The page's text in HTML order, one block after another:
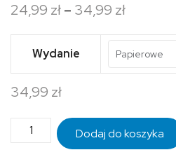
24,99 zł– 34,99 złZakres
cen:
od
24,99 zł
34,99 zł
Wydanie
34,99 zł
ilość
AMIGA
Dodaj do koszyka